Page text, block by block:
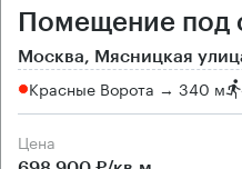
Помещение под
Москва, Мясницкая
Красные Ворота → 340 м
Цена